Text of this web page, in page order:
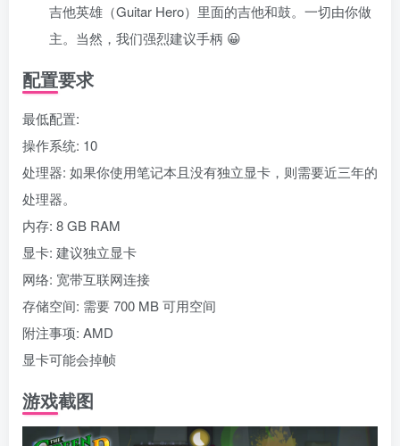
吉他英雄（Guitar Hero）里面的吉他和鼓。一切由你做
主。当然，我们强烈建议手柄 😀
配置要求
最低配置:
操作系统: 10
处理器: 如果你使用笔记本且没有独立显卡，则需要近三年的
处理器。
内存: 8 GB RAM
显卡: 建议独立显卡
网络: 宽带互联网连接
存储空间: 需要 700 MB 可用空间
附注事项: AMD
显卡可能会掉帧
游戏截图